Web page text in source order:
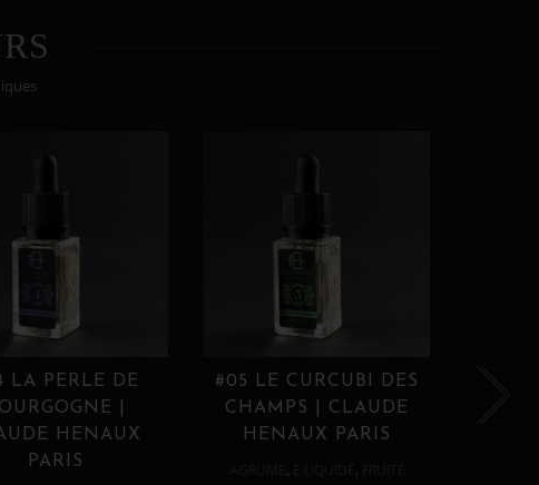
LA PERLE DE
|
HENAUX
PARIS
#05 LE CURCUBI DES
CHAMPS | CLAUDE
HENAUX PARIS
, ,